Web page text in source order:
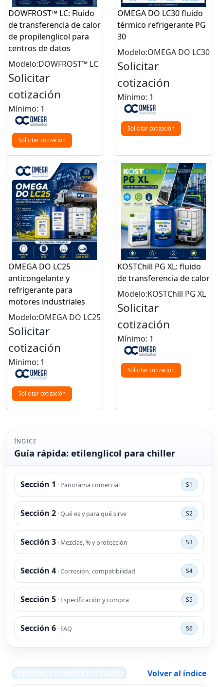
DOWFROST™ LC: Fluido
de transferencia de calor
de propilenglicol para
centros de datos
Modelo:DOWFROST™ LC
Solicitar
cotización
Mínimo: 1
Solicitar cotización
OMEGA DO LC30 fluido
térmico refrigerante PG
30
Modelo:OMEGA DO LC30
Solicitar
cotización
Mínimo: 1
Solicitar cotización
OMEGA DO LC25
anticongelante y
refrigerante para
motores industriales
Modelo:OMEGA DO LC25
Solicitar
cotización
Mínimo: 1
Solicitar cotización
KOSTChill PG XL: fluido
de transferencia de calor
Modelo:KOSTChill PG XL
Solicitar
cotización
Mínimo: 1
Solicitar cotización
ÍNDICE
Guía rápida: etilenglicol para chiller
Sección 1 · Panorama comercial S1
Sección 2 · Qué es y para qué sirve S2
Sección 3 · Mezclas, % y protección S3
Sección 4 · Corrosión, compatibilidad S4
Sección 5 · Especificación y compra S5
Sección 6 · FAQ S6
Volver al índice